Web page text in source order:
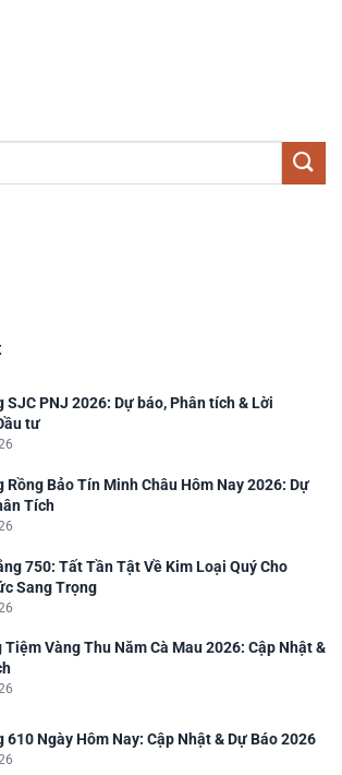
SJC PNJ 2026: Dự báo, Phân tích & Lời
tư
Rồng Bảo Tín Minh Châu Hôm Nay 2026: Dự
Tích
750: Tất Tần Tật Về Kim Loại Quý Cho
Sang Trọng
Tiệm Vàng Thu Năm Cà Mau 2026: Cập Nhật &
610 Ngày Hôm Nay: Cập Nhật & Dự Báo 2026